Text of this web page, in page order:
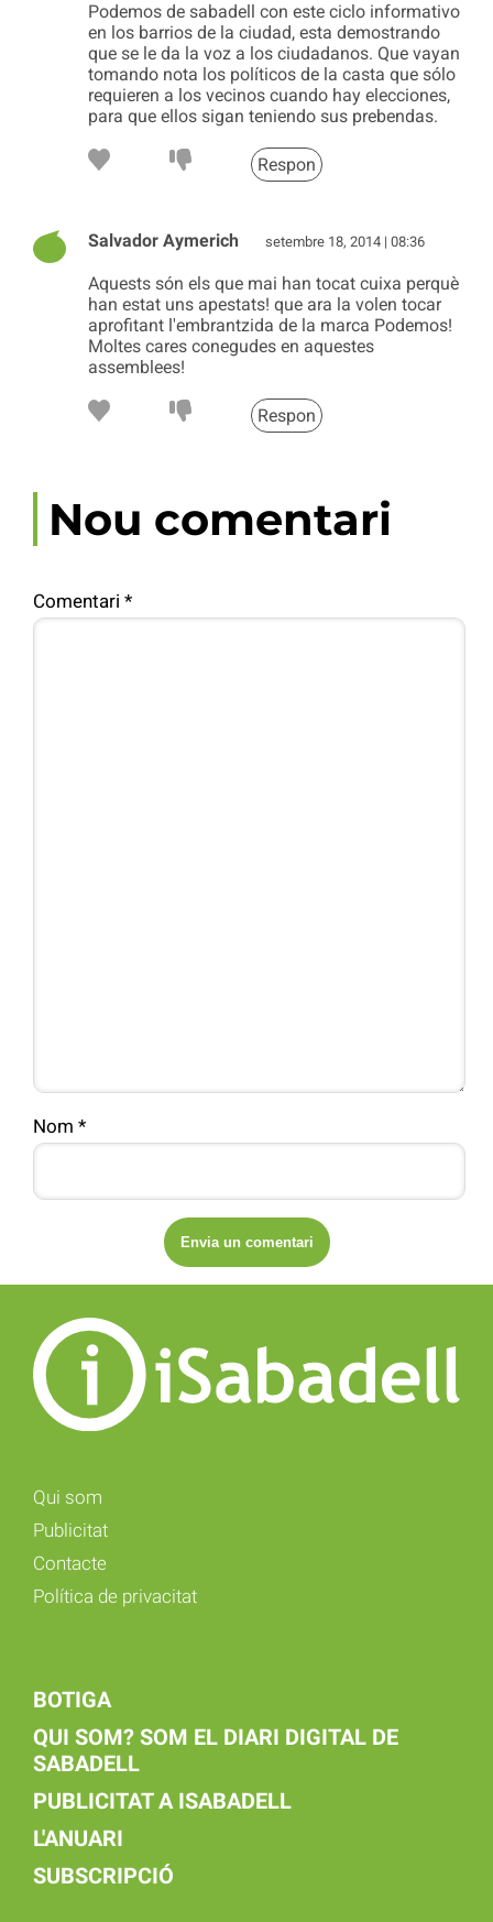
Podemos de sabadell con este ciclo informativo
en los barrios de la ciudad, esta demostrando
que se le da la voz a los ciudadanos. Que vayan
tomando nota los políticos de la casta que sólo
requieren a los vecinos cuando hay elecciones,
para que ellos sigan teniendo sus prebendas.
Respon
Salvador Aymerich setembre 18, 2014 | 08:36
Aquests són els que mai han tocat cuixa perquè
han estat uns apestats! que ara la volen tocar
aprofitant l'embrantzida de la marca Podemos!
Moltes cares conegudes en aquestes
assemblees!
Respon
Nou comentari
Comentari *
Nom *
Qui som
Publicitat
Contacte
Política de privacitat
BOTIGA
QUI SOM? SOM EL DIARI DIGITAL DE
SABADELL
PUBLICITAT A ISABADELL
L'ANUARI
SUBSCRIPCIÓ